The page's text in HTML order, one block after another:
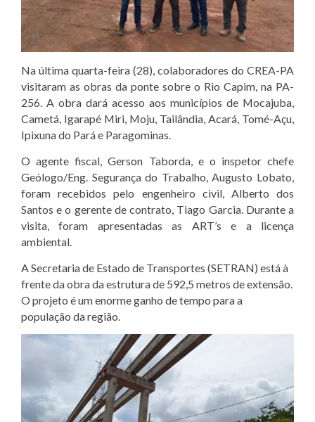
Na última quarta-feira (28), colaboradores do CREA-PA
visitaram as obras da ponte sobre o Rio Capim, na PA-
256. A obra dará acesso aos municípios de Mocajuba,
Cametá, Igarapé Miri, Moju, Tailândia, Acará, Tomé-Açu,
Ipixuna do Pará e Paragominas.
O agente fiscal, Gerson Taborda, e o inspetor chefe
Geólogo/Eng. Segurança do Trabalho, Augusto Lobato,
foram recebidos pelo engenheiro civil, Alberto dos
Santos e o gerente de contrato, Tiago Garcia. Durante a
visita, foram apresentadas as ART’s e a licença
ambiental.
A Secretaria de Estado de Transportes (SETRAN) está à
frente da obra da estrutura de 592,5 metros de extensão.
O projeto é um enorme ganho de tempo para a
população da região.